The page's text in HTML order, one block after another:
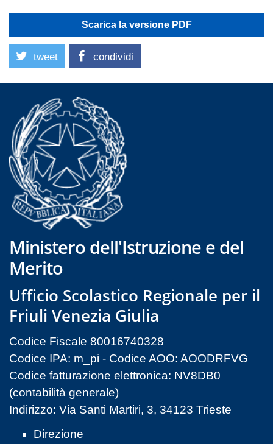
Scarica la versione PDF
tweet condividi
Ministero dell'Istruzione e del
Merito
Ufficio Scolastico Regionale per il
Friuli Venezia Giulia
Codice Fiscale 80016740328
Codice IPA: m_pi - Codice AOO: AOODRFVG
Codice fatturazione elettronica: NV8DB0
(contabilità generale)
Indirizzo: Via Santi Martiri, 3, 34123 Trieste
Direzione